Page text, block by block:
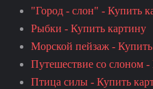
"Город - слон" - Купить
Рыбки - Купить картину
Морской пейзаж -
Путешествие со слоном -
Птица силы - Купить